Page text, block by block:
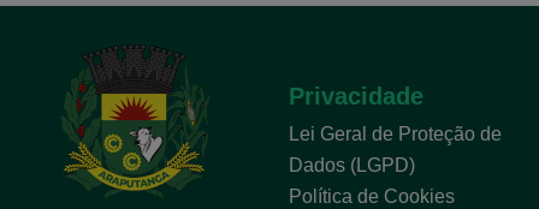
Privacidade
Lei Geral de Proteção de
Dados (LGPD)
Política de Cookies